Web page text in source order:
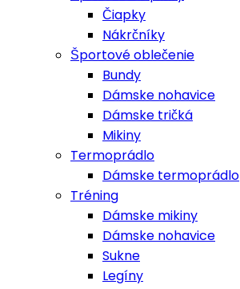
Čiapky
Nákrčníky
Športové oblečenie
Bundy
Dámske nohavice
Dámske tričká
Mikiny
Termoprádlo
Dámske termoprádlo
Tréning
Dámske mikiny
Dámske nohavice
Sukne
Legíny